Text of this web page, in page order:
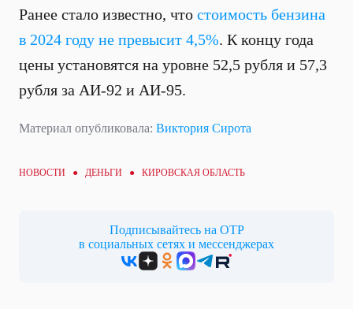
Ранее стало известно, что стоимость бензина
в 2024 году не превысит 4,5%. К концу года
цены установятся на уровне 52,5 рубля и 57,3
рубля за АИ-92 и АИ-95.
Материал опубликовала: Виктория Сирота
НОВОСТИ ● ДЕНЬГИ ● КИРОВСКАЯ ОБЛАСТЬ
Подписывайтесь на ОТР
в социальных сетях и мессенджерах